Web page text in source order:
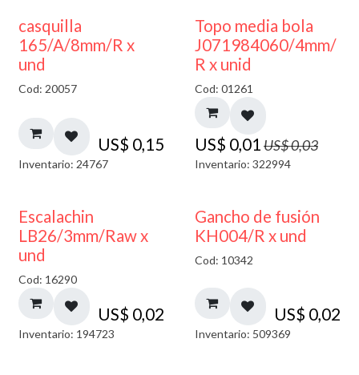
casquilla
165/A/8mm/R x
und
Cod: 20057
US$ 0,15
Inventario: 24767
50% DESCUENTO
Topo media bola
J071984060/4mm/
R x unid
Cod: 01261
US$ 0,01 US$0,03
Inventario: 322994
Escalachin
LB26/3mm/Raw x
und
Cod: 16290
US$ 0,02
Inventario: 194723
Gancho de fusión
KH004/R x und
Cod: 10342
US$ 0,02
Inventario: 509369